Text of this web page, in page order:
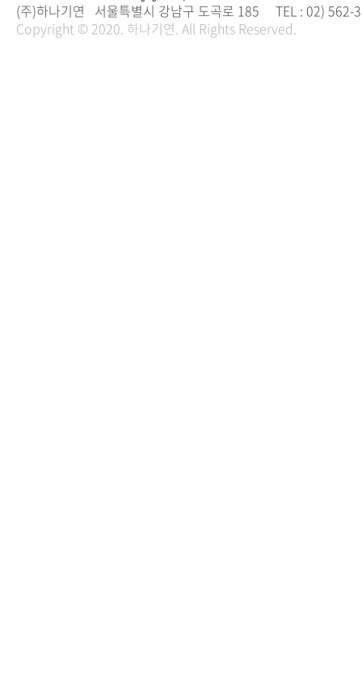
(주)하나기연 서울특별시 강남구 도곡로 185 TEL : 02)
Copyright © 2020. 하나기연. All Rights Reserved.